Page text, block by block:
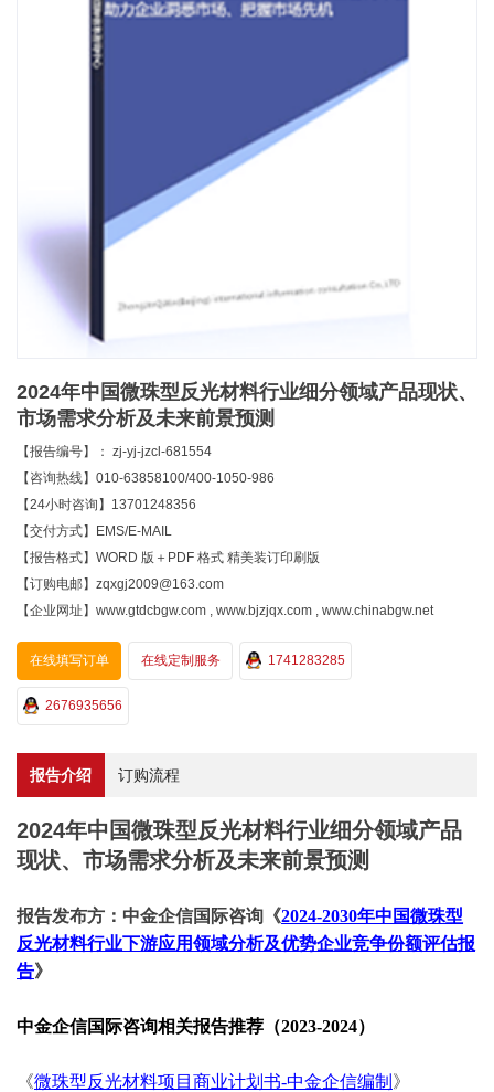
2024年中国微珠型反光材料行业细分领域产品现状、
市场需求分析及未来前景预测
【报告编号】： zj-yj-jzcl-681554
【咨询热线】010-63858100/400-1050-986
【24小时咨询】13701248356
【交付方式】EMS/E-MAIL
【报告格式】WORD 版＋PDF 格式 精美装订印刷版
【订购电邮】zqxgj2009@163.com
【企业网址】www.gtdcbgw.com , www.bjzjqx.com , www.chinabgw.net
在线填写订单 在线定制服务 1741283285
2676935656
报告介绍 订购流程
2024年中国微珠型反光材料行业细分领域产品
现状、市场需求分析及未来前景预测
报告发布方：中金企信国际咨询《2024-2030年中国微珠型
反光材料行业下游应用领域分析及优势企业竞争份额评估报
告》
中金企信国际咨询相关报告推荐（2023-2024）
《微珠型反光材料项目商业计划书-中金企信编制 》